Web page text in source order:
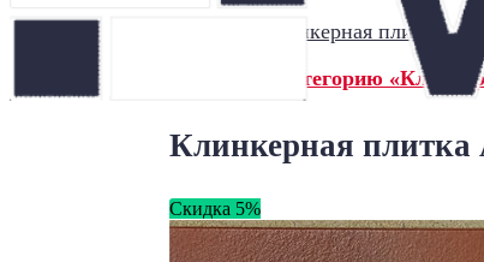
Клинкерная плитка
← Назад в категорию
Клинкерная
Скидка 5%